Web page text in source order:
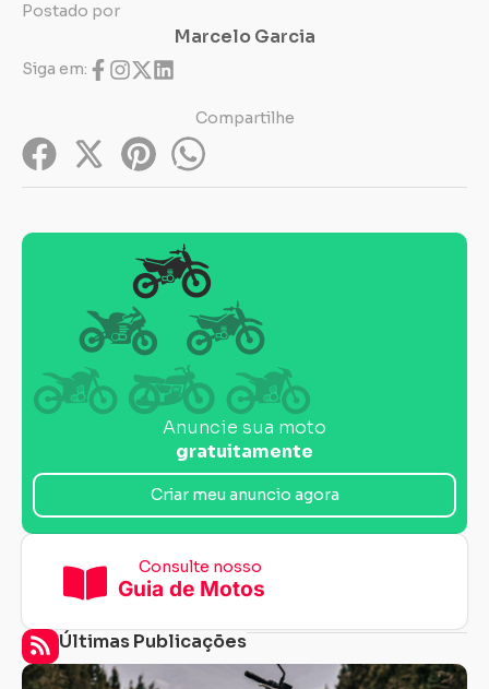
Postado por
Marcelo Garcia
Siga em:
Compartilhe
Anuncie sua moto
gratuitamente
Criar meu anuncio agora
Consulte nosso
Guia de Motos
Últimas Publicações